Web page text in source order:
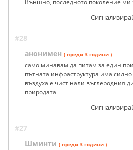
#28
анонимен ( преди 3 години )
само минавам да питам за един
пътната инфраструктура има
въздуха е чист нали въглеродния
природата
#27
Шминти ( преди 3 години )